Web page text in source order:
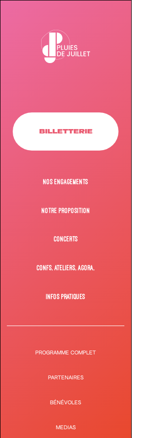
BILLETTERIE
NOS ENGAGEMENTS
NOTRE PROPOSITION
CONCERTS
CONFS, ATELIERS, AGORA,
INFOS PRATIQUES
PROGRAMME COMPLET
PARTENAIRES
BÉNÉVOLES
MEDIAS